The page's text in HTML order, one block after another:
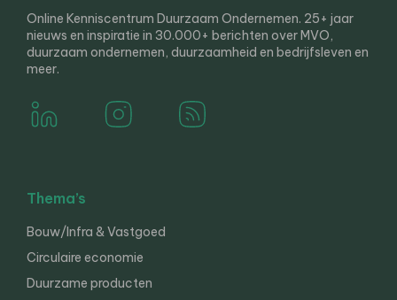
Online Kenniscentrum Duurzaam Ondernemen. 25+ jaar
nieuws en inspiratie in 30.000+ berichten over MVO,
duurzaam ondernemen, duurzaamheid en bedrijfsleven en
meer.
Thema’s
Bouw/Infra & Vastgoed
Circulaire economie
Duurzame producten